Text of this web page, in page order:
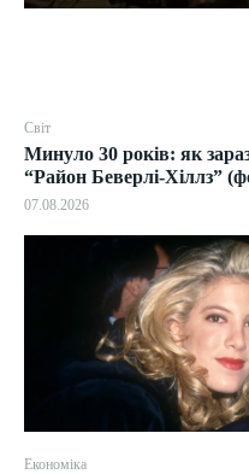
Світ
Минуло 30 років: як
“Район Беверлі-Хіллз”
07.08.2026
Економіка